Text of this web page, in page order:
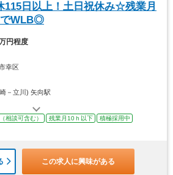
115日以上！土日祝休み☆残業月
でWLB◎
円程度
幸区
－立川) 矢向駅
相談可含む） 残業月10ｈ以下
積極採用中
この求人に興味がある